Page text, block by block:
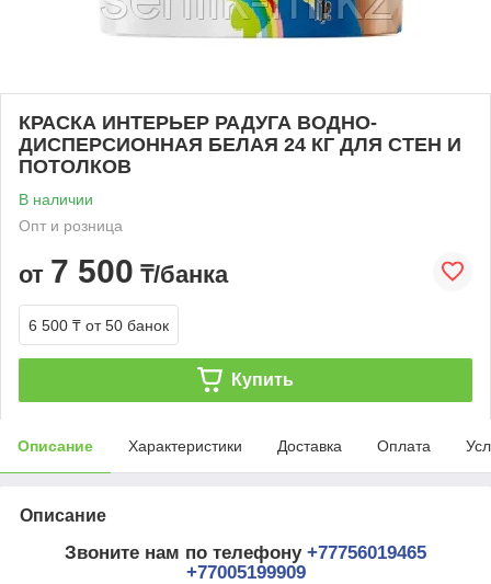
КРАСКА ИНТЕРЬЕР РАДУГА ВОДНО-
ДИСПЕРСИОННАЯ БЕЛАЯ 24 КГ ДЛЯ СТЕН И
ПОТОЛКОВ
В наличии
Опт и розница
от 7 500 ₸/банка
6 500 ₸ от 50 банок
Купить
Описание Характеристики Доставка Оплата
Описание
Звоните нам по телефону +77756019465
+77005199909